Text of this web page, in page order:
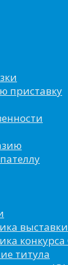
приставку
выставки
конкурса
титула